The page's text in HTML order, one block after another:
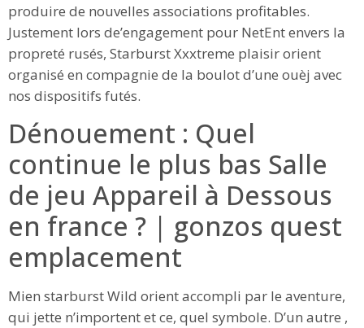
produire de nouvelles associations profitables.
Justement lors de’engagement pour NetEnt envers la
propreté rusés, Starburst Xxxtreme plaisir orient
organisé en compagnie de la boulot d’une ouèj avec
nos dispositifs futés.
Dénouement : Quel
continue le plus bas Salle
de jeu Appareil à Dessous
en france ? | gonzos quest
emplacement
Mien starburst Wild orient accompli par le aventure,
qui jette n’importent et ce, quel symbole. D’un autre ,